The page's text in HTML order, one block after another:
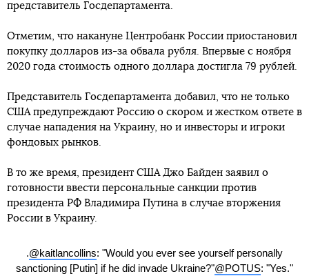
представитель Госдепартамента.
Отметим, что накануне Центробанк России приостановил
покупку долларов из-за обвала рубля. Впервые с ноября
2020 года стоимость одного доллара достигла 79 рублей.
Представитель Госдепартамента добавил, что не только
США предупреждают Россию о скором и жестком ответе в
случае нападения на Украину, но и инвесторы и игроки
фондовых рынков.
В то же время, президент США Джо Байден заявил о
готовности ввести персональные санкции против
президента РФ Владимира Путина в случае вторжения
России в Украину.
.@kaitlancollins: "Would you ever see yourself personally
sanctioning [Putin] if he did invade Ukraine?"@POTUS: "Yes."